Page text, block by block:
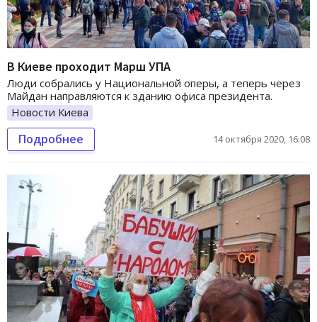
В Киеве проходит Марш УПА
Люди собрались у Национальной оперы, а теперь через
Майдан направляются к зданию офиса президента.
Новости Киева
Подробнее 14 октября 2020, 16:08